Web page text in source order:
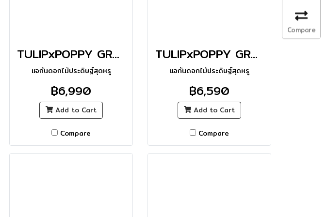
TULIPxPOPPY GRANDE VASE_L
แจกันดอกไม้ประดิษฐ์สุดหรู
฿6,990
Add to Cart
Compare
TULIPxPOPPY GRANDE VASE_M
แจกันดอกไม้ประดิษฐ์สุดหรู
฿6,590
Add to Cart
Compare
Compare